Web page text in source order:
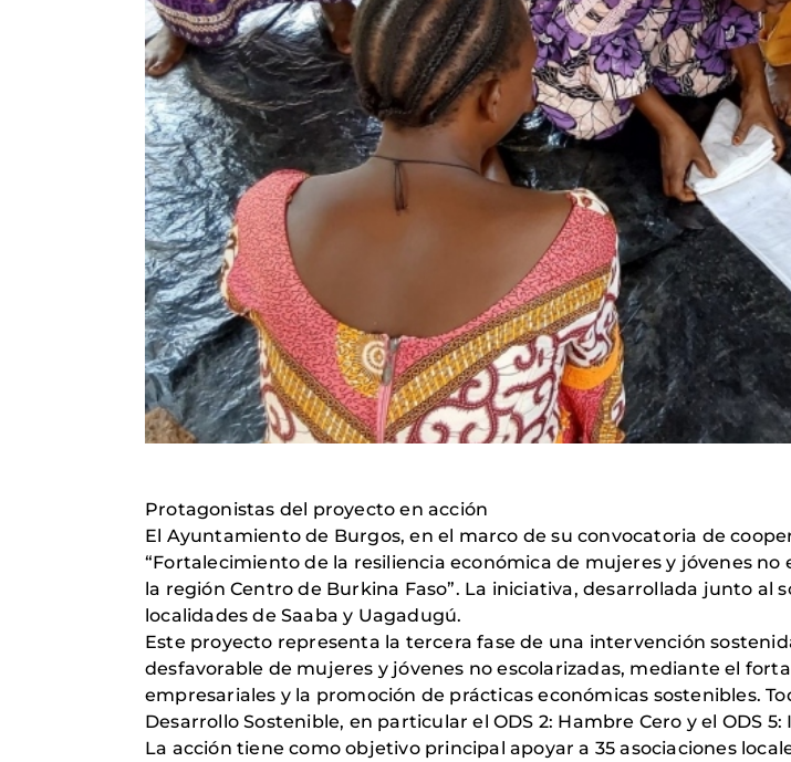
Protagonistas del proyecto en acción
El Ayuntamiento de Burgos, en el marco de su convocatoria de
“Fortalecimiento de la resiliencia económica de mujeres y jóvenes
la región Centro de Burkina Faso”. La iniciativa, desarrollada junto al
localidades de Saaba y Uagadugú.
Este proyecto representa la tercera fase de una intervención
desfavorable de mujeres y jóvenes no escolarizadas, mediante el
empresariales y la promoción de prácticas económicas sostenibles.
Desarrollo Sostenible, en particular el ODS 2: Hambre Cero y el ODS
La acción tiene como objetivo principal apoyar a 35 asociaciones